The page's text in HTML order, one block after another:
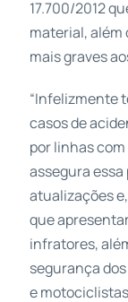
17.700/2012
material,
mais graves
“Infelizmente
casos de
por linhas
assegura
atualizações
que
infratores,
segurança
e